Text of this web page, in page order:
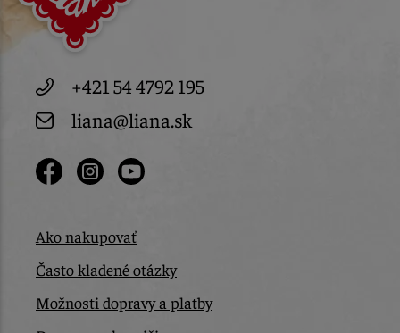
+421 54 4792 195
liana@liana.sk
Ako nakupovať
Často kladené otázky
Možnosti dopravy a platby